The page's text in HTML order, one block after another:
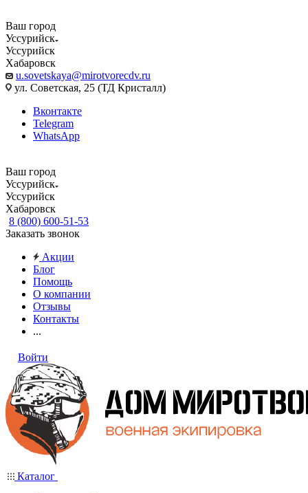
Ваш город
Уссурийск
Уссурийск
Хабаровск
u.sovetskaya@mirotvorecdv.ru
ул. Советская, 25 (ТД Кристалл)
Вконтакте
Telegram
WhatsApp
Ваш город
Уссурийск
Уссурийск
Хабаровск
8 (800) 600-51-53
Заказать звонок
Акции
Блог
Помощь
О компании
Отзывы
Контакты
...
Войти
Каталог